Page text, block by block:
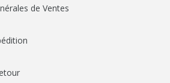
de Ventes